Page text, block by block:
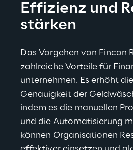
Effizienz und
stärken
Das Vorgehen von Fincon
zahlreiche Vorteile für
unternehmen. Es erhöht
Genauigkeit der
indem es die manuellen
und die Automatisierung
können Organisationen